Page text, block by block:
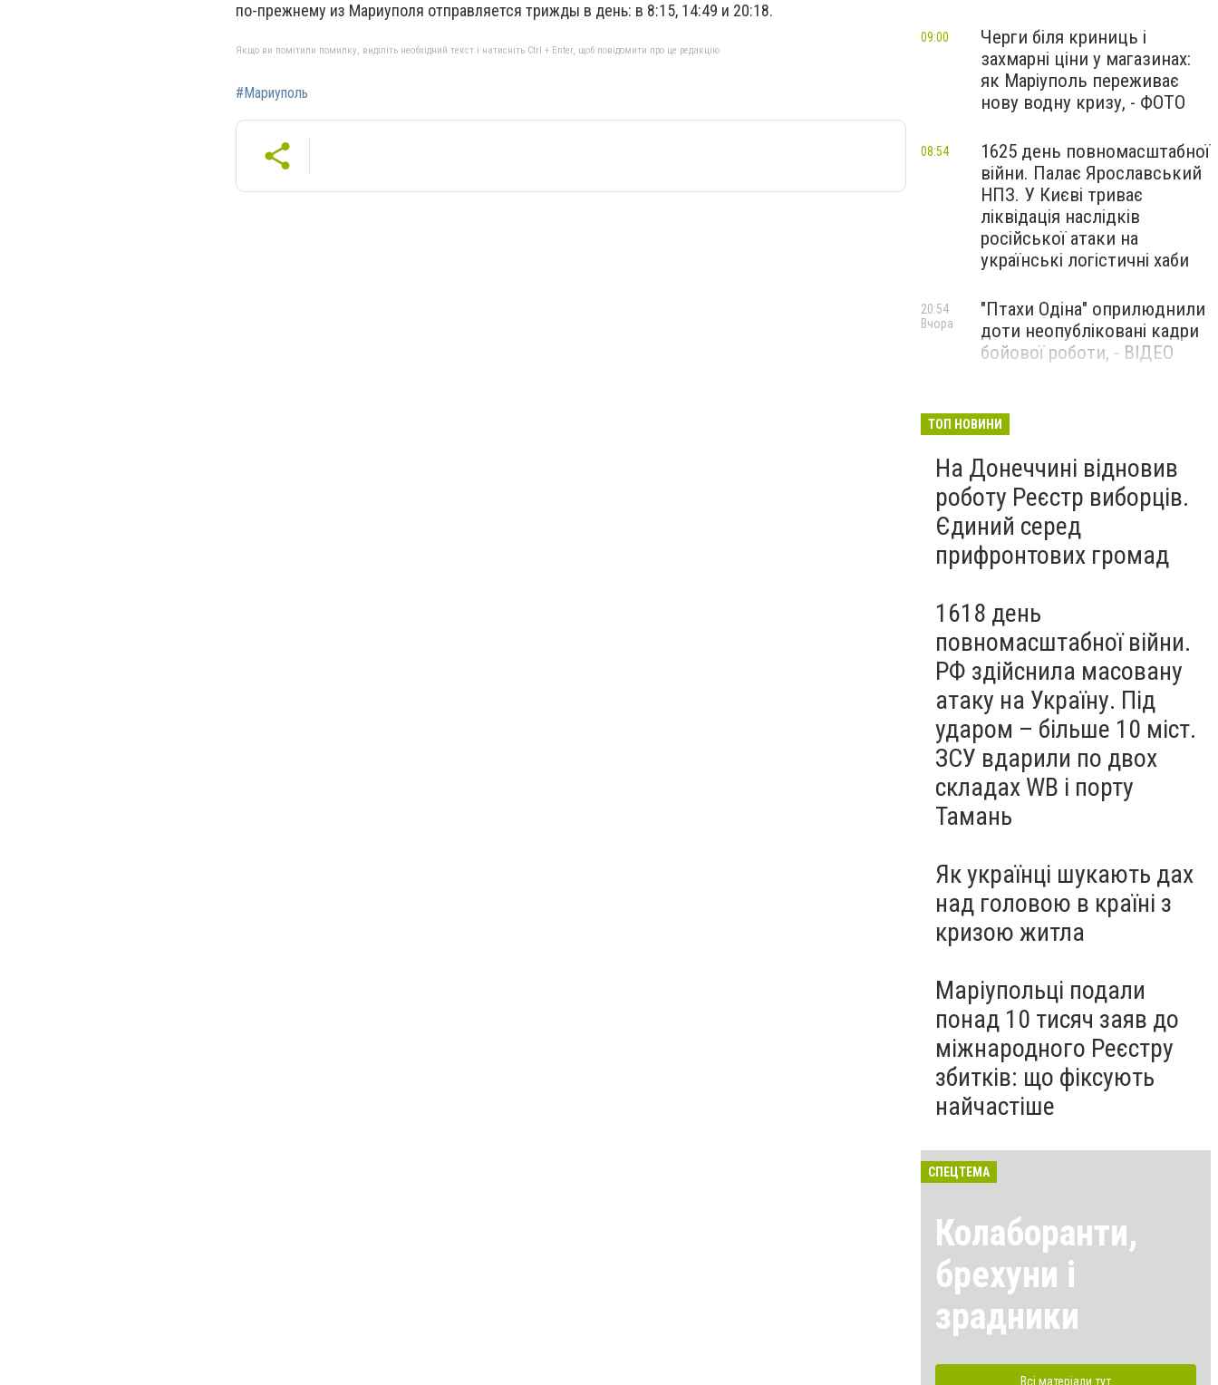
по-прежнему из Мариуполя отправляется трижды в день: в 8:15, 14:49 и 20:18.
Якщо ви помітили помилку, виділіть необхідний текст і натисніть Ctrl + Enter, щоб повідомити про це редакцію
#Мариуполь
Черги біля криниць і
захмарні ціни у магазинах:
як Маріуполь переживає
нову водну кризу, - ФОТО
09:00
1625 день повномасштабної
війни. Палає Ярославський
НПЗ. У Києві триває
ліквідація наслідків
російської атаки на
українські логістичні хаби
08:54
"Птахи Одіна" оприлюднили
доти неопубліковані кадри
бойової роботи, - ВІДЕО
20:54
Вчора
Бєдняков зіграє тата
новому українському
фільмі, - ФОТО
Вчора
ТОП НОВИНИ
На Донеччині відновив
роботу Реєстр виборців.
Єдиний серед
прифронтових громад
1618 день
повномасштабної війни.
РФ здійснила масовану
атаку на Україну. Під
ударом – більше 10 міст.
ЗСУ вдарили по двох
складах WB і порту
Тамань
Як українці шукають дах
над головою в країні з
кризою житла
Маріупольці подали
понад 10 тисяч заяв до
міжнародного Реєстру
збитків: що фіксують
найчастіше
СПЕЦТЕМА
Колаборанти,
брехуни і
зрадники
Всі матеріали тут